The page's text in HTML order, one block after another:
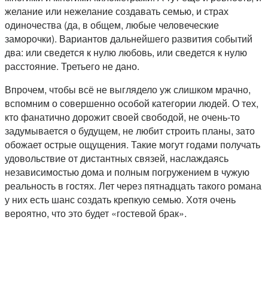
желание или нежелание создавать семью, и страх
одиночества (да, в общем, любые человеческие
заморочки). Вариантов дальнейшего развития событий
два: или сведется к нулю любовь, или сведется к нулю
расстояние. Третьего не дано.
Впрочем, чтобы всё не выглядело уж слишком мрачно,
вспомним о совершенно особой категории людей. О тех,
кто фанатично дорожит своей свободой, не очень-то
задумывается о будущем, не любит строить планы, зато
обожает острые ощущения. Такие могут годами получать
удовольствие от дистантных связей, наслаждаясь
независимостью дома и полным погружением в чужую
реальность в гостях. Лет через пятнадцать такого романа
у них есть шанс создать крепкую семью. Хотя очень
вероятно, что это будет «гостевой брак».